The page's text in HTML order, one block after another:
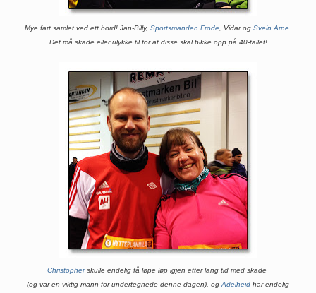
Mye fart samlet ved ett bord! Jan-Billy, Sportsmanden Frode , Vidar og Svein Arne
Det må skade eller ulykke til for at disse skal bikke opp på 40-tallet!
Christopherskulle endelig få løpe løp igjen etter lang tid med skade
(og var en viktig mann for undertegnede denne dagen), og Adelheid har endelig